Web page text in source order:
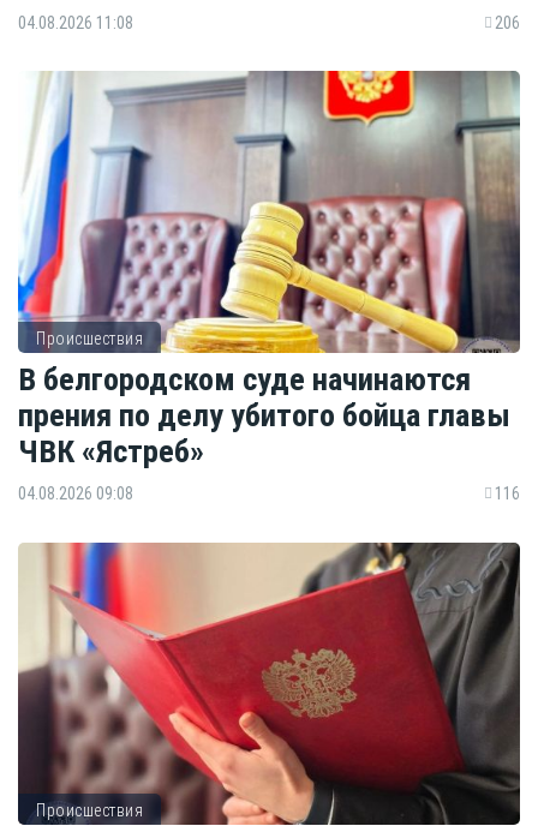
04.08.2026 11:08 206
Происшествия
В белгородском суде начинаются
прения по делу убитого бойца главы
ЧВК «Ястреб»
04.08.2026 09:08 116
Происшествия